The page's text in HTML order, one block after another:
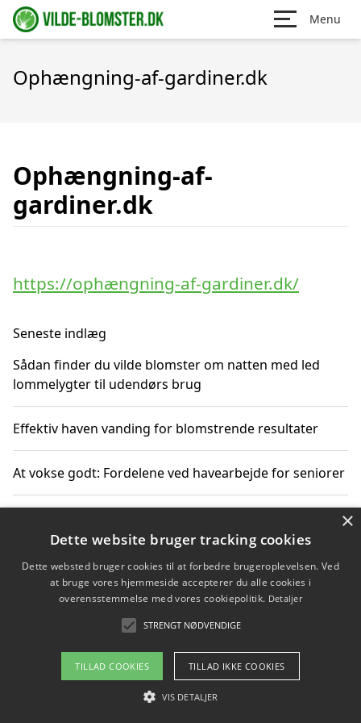
Menu
Ophængning-af-gardiner.dk
Ophængning-af-
gardiner.dk
https://ophængning-af-gardiner.dk/
Seneste indlæg
Sådan finder du vilde blomster om natten med led
lommelygter til udendørs brug
Effektiv haven vanding for blomstrende resultater
At vokse godt: Fordelene ved havearbejde for seniorer
landskabsprojekter
Gør haven til et frirum for familien og naturen
Copyright 2026 - Pilanto Aps
Om / kontakt
Blog Betingelser
×
Dette website bruger tracking cookies
Dette websted bruger cookies til at forbedre brugeroplevelsen. Ved
at bruge vores hjemmeside accepterer du alle cookies i
overensstemmelse med vores cookiepolitik. Detaljer
STRENGT NØDVENDIGE
TILLAD COOKIES TILLAD IKKE COOKIES
VIS DETALJER